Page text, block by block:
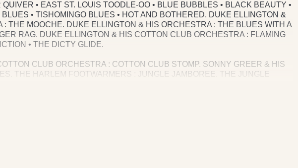
• EAST ST. LOUIS TOODLE-OO • BLUE BUBBLES • BLACK BEAUTY •
• TISHOMINGO BLUES • HOT AND BOTHERED. DUKE ELLINGTON &
: THE MOOCHE. DUKE ELLINGTON & HIS ORCHESTRA : THE BLUES WITH A
RAG. DUKE ELLINGTON & HIS COTTON CLUB ORCHESTRA : FLAMING
• THE DICTY GLIDE.
CLUB ORCHESTRA : COTTON CLUB STOMP. SONNY GREER & HIS
THE HARLEM FOOTWARMERS : JUNGLE JAMBOREE. THE JUNGLE
OF THE VAGABOND. THE JUNGLE BAND : WALL STREET WAIL.
CLUB ORCHESTRA : DOUBLE CHECK STOMP. THE JUNGLE BAND :
: ECHOES OF THE JUNGLE.
& TONY BALDWIN